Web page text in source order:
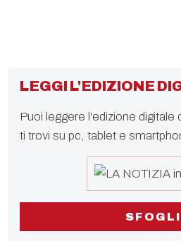
LEGGI L'EDIZIONE
Puoi leggere l'edizione digitale
ti trovi su pc, tablet e